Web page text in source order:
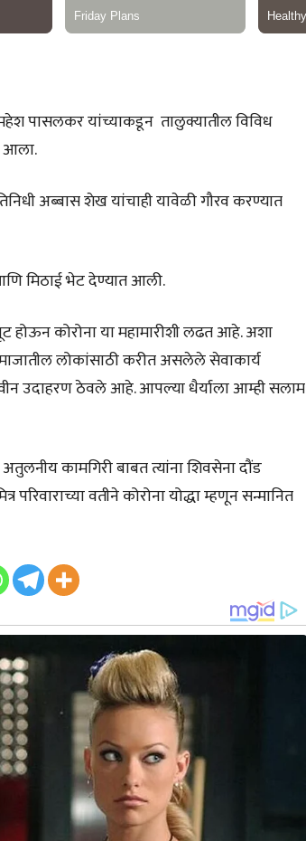
पासलकर यांच्याकडून तालुक्यातील विविध
आला.
अब्बास शेख यांचाही यावेळी गौरव करण्यात
मिठाई भेट देण्यात आली.
कोरोना या महामारीशी लढत आहे. अशा
लोकांसाठी करीत असलेले सेवाकार्य
उदाहरण ठेवले आहे. आपल्या धैर्याला आम्ही सलाम
कामगिरी बाबत त्यांना शिवसेना दौंड
वतीने कोरोना योद्धा म्हणून सन्मानित